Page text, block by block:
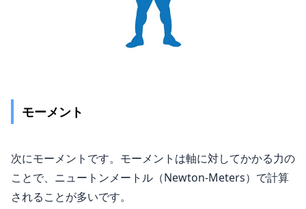
モーメント
次にモーメントです。モーメントは軸に対してかかる力の
ことで、ニュートンメートル（Newton-Meters）で計算
されることが多いです。